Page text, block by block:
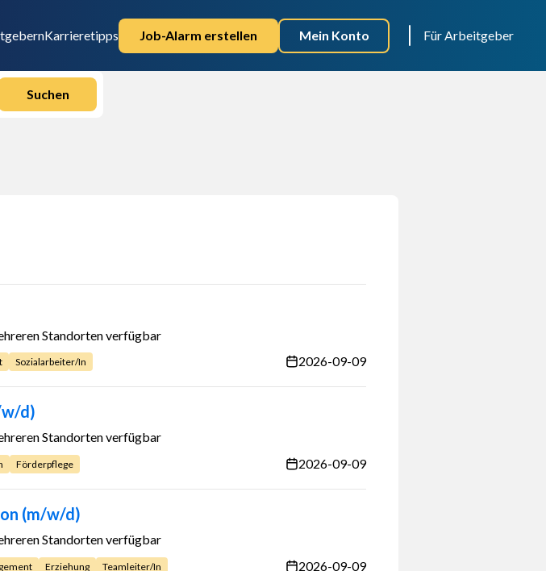
Karrieretipps Job-Alarm erstellen Mein Konto Für Arbeitgeber
Suchen
Standorten verfügbar
Sozialarbeiter/in 2026-09-09
d)
Standorten verfügbar
Förderpflege 2026-09-09
(m/w/d)
Standorten verfügbar
Erziehung Teamleiter/in 2026-09-09